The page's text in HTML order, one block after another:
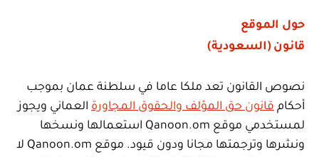
حول الموقع
قانون (السعودية)
نصوص القانون تعد ملكا عاما في سلطنة عمان بموجب
أحكام قانون حق المؤلف والحقوق المجاورة العماني ويجوز
لمستخدمي موقع Qanoon.om استعمالها ونسخها
ونشرها وترجمتها مجانا ودون قيود. موقع Qanoon.om لا